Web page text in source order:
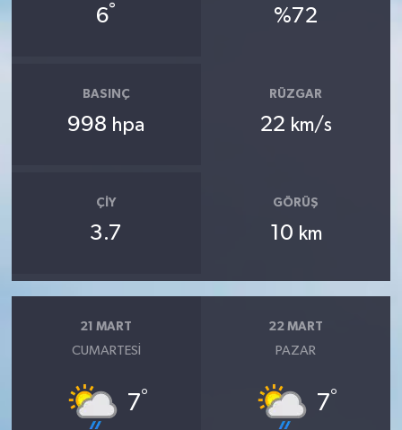
6° %72
BASINÇ
998 hpa
RÜZGAR
22 km/s
ÇIY
3.7
GÖRÜŞ
10 km
21 MART
CUMARTESI
7°
22 MART
PAZAR
7°